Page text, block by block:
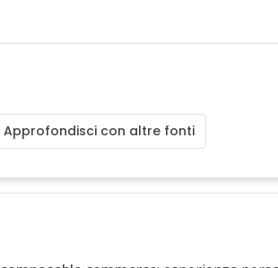
Approfondisci con altre fonti